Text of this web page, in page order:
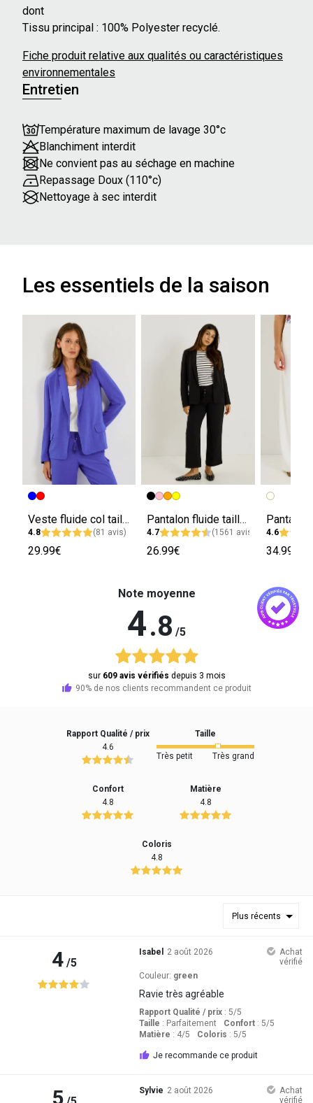
- Taille élastiquée
- Cordons à nouer avec pompons
- Poches latérales
Nos mannequins mesurent en moyenne 173 cm et
portent une taille 36 ou 46.
dont
Tissu principal : 100% Polyester recyclé.
Fiche produit relative aux qualités ou caractéristiques
environnementales
Entretien
Température maximum de lavage 30°c
Blanchiment interdit
Ne convient pas au séchage en machine
Repassage Doux (110°c)
Nettoyage à sec interdit
Les essentiels de la saison
Veste fluide col tailleur femme
4.8 (81 avis)
29.99€
Pantalon fluide taille élastiquée femme
4.7 (1561 avis)
26.99€
4.6
34.99€
Note moyenne
4.8 /5
sur 609 avis vérifiés depuis 3 mois
90% de nos clients recommandent ce produit
Rapport Qualité / prix
4.6
Taille
Très petit Très grand
Confort
4.8
Matière
4.8
Coloris
4.8
Plus récents
4/5
Isabel 2 août 2026
Achat
vérifié
Couleur: green
Ravie très agréable
Rapport Qualité / prix: 5/5
Taille : Parfaitement Confort: 5/5
Matière : 4/5 Coloris : 5/5
Je recommande ce produit
5 Sylvie 2 août 2026
Achat
vérifié